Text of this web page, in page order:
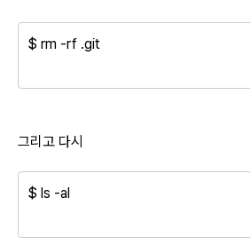
$ rm -rf .git
그리고 다시
$ ls -al